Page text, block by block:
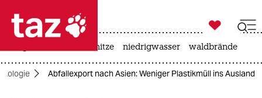
 taz zahl ich
taz zahl ich

taz zahl ich
hitze niedrigwasser waldbrände
Abfallexport nach Asien: Weniger Plastikmüll ins Ausland